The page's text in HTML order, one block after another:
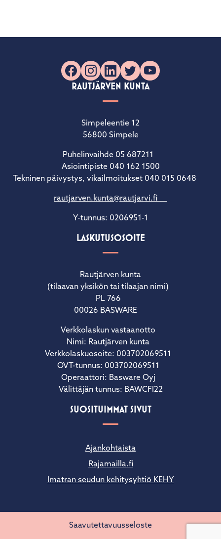
56800 Simpele
Puhelinvaihde 05 687211
Tekninen päivystys, vikailmoitukset 040 015 0648
rautjarven.kunta@rautjarvi.fi
Y-tunnus: 0206951-1
Rautjärven kunta
(tilaavan yksikön tai tilaajan nimi)
00026 BASWARE
Verkkolaskun vastaanotto
Nimi: Rautjärven kunta
Verkkolaskuosoite: 003702069511
OVT-tunnus: 003702069511
Välittäjän tunnus: BAWCFI22
Ajankohtaista
Rajamailla.fi